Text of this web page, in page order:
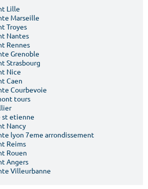
Chercher
Lille
Marseille
Troyes
Nantes
Rennes
Grenoble
Strasbourg
Nice
Caen
Courbevoie
tours
st etienne
Nancy
lyon 7eme arrondissement
Reims
Rouen
Angers
Villeurbanne